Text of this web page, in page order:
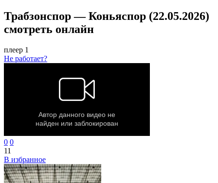
Трабзонспор — Коньяспор (22.05.2026)
смотреть онлайн
плеер 1
Не работает?
0 0
11
В избранное